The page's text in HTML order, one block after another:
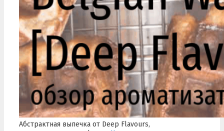
Абстрактная выпечка от Deep Flavours,